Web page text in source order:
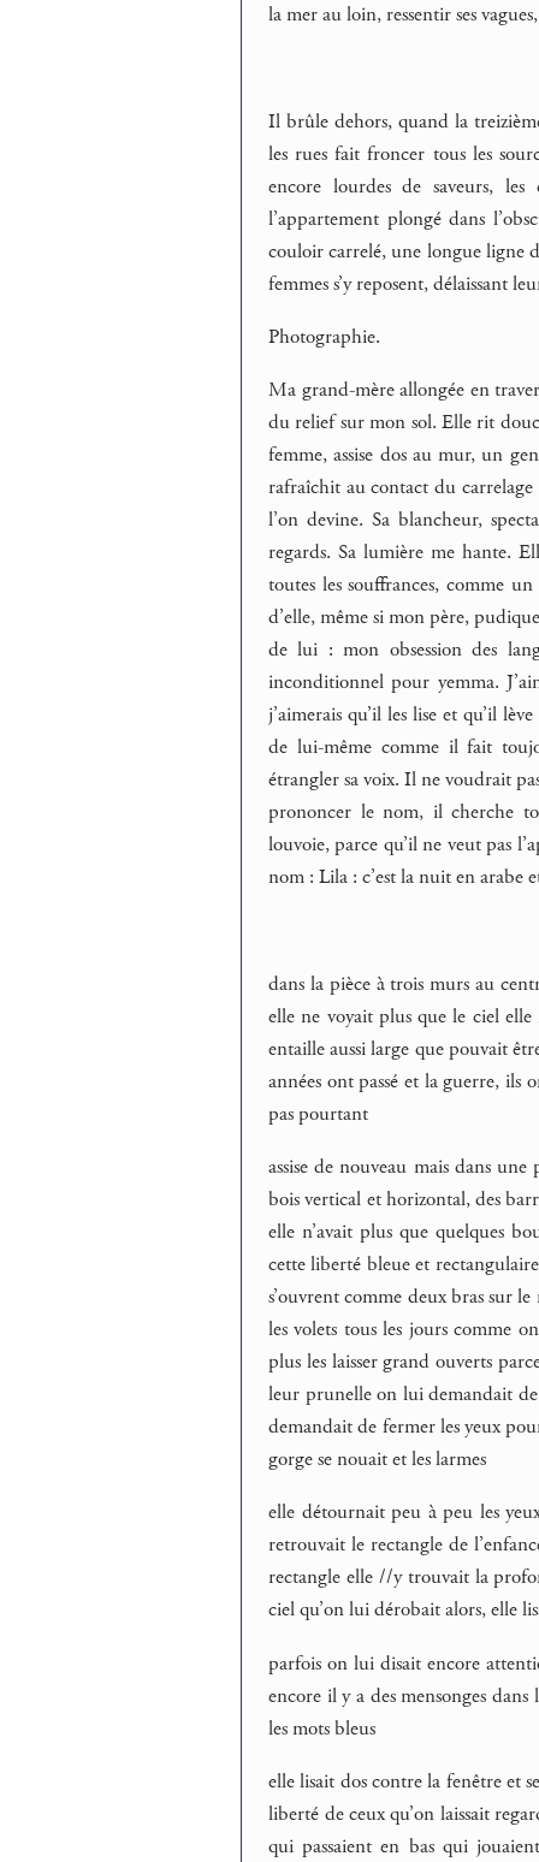
la mer au loin, ressentir ses
Il brûle dehors, quand la
les rues fait froncer tous les
encore lourdes de saveurs,
l’appartement plongé dans
couloir carrelé, une longue ligne
femmes s’y reposent, délaissant
Photographie.
Ma grand-mère allongée en
du relief sur mon sol. Elle rit
femme, assise dos au mur, un
rafraîchit au contact du carrelage
l’on devine. Sa blancheur,
regards. Sa lumière me hante.
toutes les souffrances, comme
d’elle, même si mon père,
de lui : mon obsession des
inconditionnel pour yemma.
j’aimerais qu’il les lise et qu’il
de lui-même comme il fait
étrangler sa voix. Il ne voudrait
prononcer le nom, il cherche
louvoie, parce qu’il ne veut pas
nom : Lila : c’est la nuit en arabe
dans la pièce à trois murs au
elle ne voyait plus que le ciel
entaille aussi large que pouvait
années ont passé et la guerre,
pas pourtant
assise de nouveau mais dans
bois vertical et horizontal, des
elle n’avait plus que quelques
cette liberté bleue et
s’ouvrent comme deux bras sur
les volets tous les jours comme
plus les laisser grand ouverts
leur prunelle on lui demandait
demandait de fermer les yeux
gorge se nouait et les larmes
elle détournait peu à peu les
retrouvait le rectangle de
rectangle elle //y trouvait la
ciel qu’on lui dérobait alors, elle
parfois on lui disait encore
encore il y a des mensonges
les mots bleus
elle lisait dos contre la fenêtre et
liberté de ceux qu’on laissait
qui passaient en bas qui